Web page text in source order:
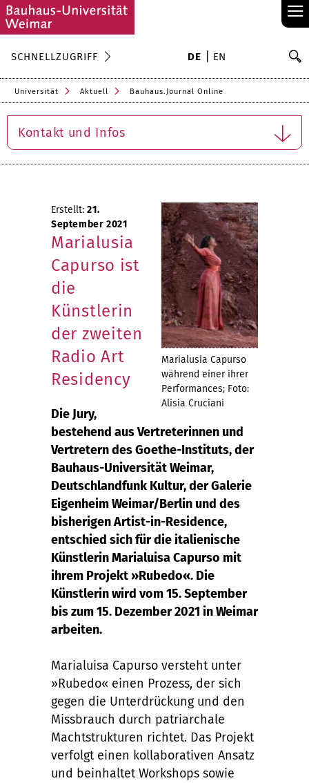
≡
SCHNELLZUGRIFF DE EN
Universität Aktuell Bauhaus.Journal Online
Kontakt und Infos
Marialusia Capurso
während einer ihrer
Performances; Foto:
Alisia Cruciani
Erstellt: 21.
September 2021
Marialusia
Capurso ist
die
Künstlerin
der zweiten
Radio Art
Residency
Die Jury,
bestehend aus Vertreterinnen und
Vertretern des Goethe-Instituts, der
Bauhaus-Universität Weimar,
Deutschlandfunk Kultur, der Galerie
Eigenheim Weimar/Berlin und des
bisherigen Artist-in-Residence,
entschied sich für die italienische
Künstlerin Marialuisa Capurso mit
ihrem Projekt »Rubedo«. Die
Künstlerin wird vom 15. September
bis zum 15. Dezember 2021 in Weimar
arbeiten.
Marialuisa Capurso versteht unter
»Rubedo« einen Prozess, der sich
gegen die Unterdrückung und den
Missbrauch durch patriarchale
Machtstrukturen richtet. Das Projekt
verfolgt einen kollaborativen Ansatz
und beinhaltet Workshops sowie